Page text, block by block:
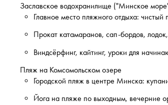
Заславское водохранилище ("Минское
Главное место пляжного отдыха:
Прокат катамаранов, сап-бордов,
Виндсёрфинг, кайтинг, уроки для
Пляж на Комсомольском озере
Городской пляж в центре Минска:
Йога на пляже по выходным, вечерние